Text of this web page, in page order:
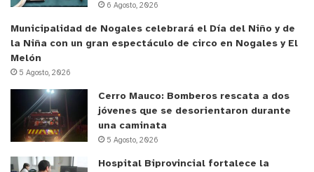
6 Agosto, 2026
Municipalidad de Nogales celebrará el Día del Niño y de
la Niña con un gran espectáculo de circo en Nogales y El
Melón
5 Agosto, 2026
Cerro Mauco: Bomberos rescata a dos
jóvenes que se desorientaron durante
una caminata
5 Agosto, 2026
Hospital Biprovincial fortalece la